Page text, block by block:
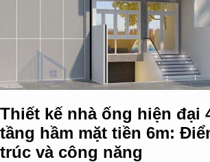
Thiết kế nhà ống hiện đại
tầng hầm mặt tiền 6m:
trúc và công năng